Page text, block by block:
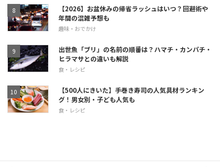
【2026】お盆休みの帰省ラッシュはいつ？回避術や
年間の混雑予想も
趣味・おでかけ
出世魚「ブリ」の名前の順番は？ハマチ・カンパチ・
ヒラマサとの違いも解説
食・レシピ
【500人にきいた】手巻き寿司の人気具材ランキン
グ！男女別・子ども人気も
食・レシピ